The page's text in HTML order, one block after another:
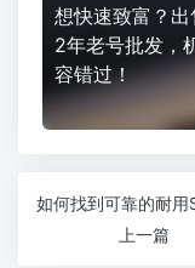
想快速致富？
2年老号批发，
容错过！
上一篇